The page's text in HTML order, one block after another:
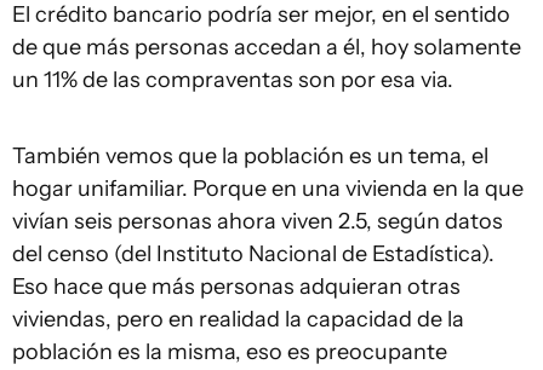
El crédito bancario podría ser mejor, en el sentido
de que más personas accedan a él, hoy solamente
un 11% de las compraventas son por esa via.
También vemos que la población es un tema, el
hogar unifamiliar. Porque en una vivienda en la que
vivían seis personas ahora viven 2.5, según datos
del censo (del Instituto Nacional de Estadística).
Eso hace que más personas adquieran otras
viviendas, pero en realidad la capacidad de la
población es la misma, eso es preocupante